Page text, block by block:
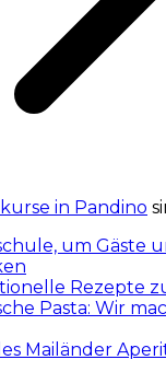
in Pandino
um Gäste
Rezepte
Pasta: Wir
Mailänder